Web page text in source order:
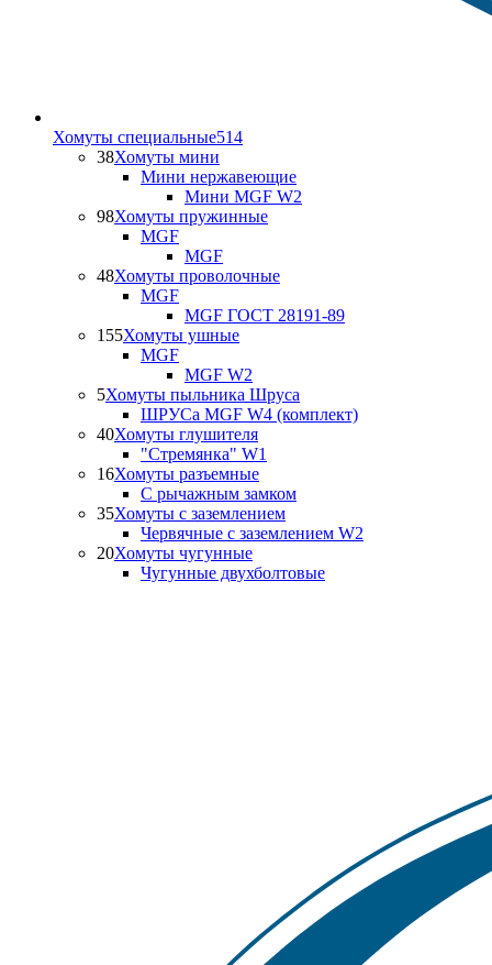
Хомуты специальные514
38Хомуты мини
Мини нержавеющие
Мини MGF W2
98Хомуты пружинные
MGF
MGF
48Хомуты проволочные
MGF
MGF ГОСТ 28191-89
155Хомуты ушные
MGF
MGF W2
5Хомуты пыльника Шруса
ШРУСа MGF W4 (комплект)
40Хомуты глушителя
"Стремянка" W1
16Хомуты разъемные
С рычажным замком
35Хомуты с заземлением
Червячные с заземлением W2
20Хомуты чугунные
Чугунные двухболтовые